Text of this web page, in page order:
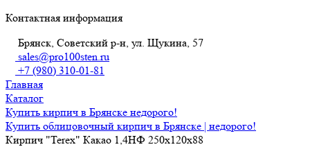
Контактная информация
Брянск, Советский р-н, ул. Щукина, 57
sales@pro100sten.ru
+7 (980) 310-01-81
Главная
Каталог
Купить кирпич в Брянске недорого!
Купить облицовочный кирпич в Брянске | недорого!
Кирпич "Terex" Какао 1,4НФ 250х120х88